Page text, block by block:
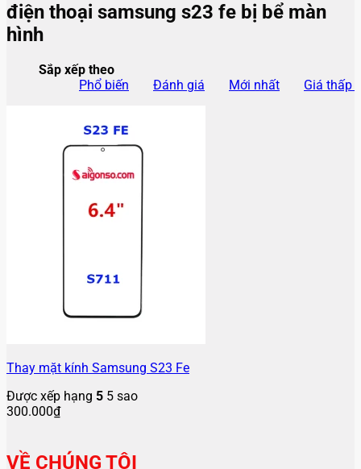
điện thoại samsung s23 fe bị bể màn
hình
Sắp xếp theo
Phổ biến
Đánh giá Mới nhất Giá thấp
Thay mặt kính Samsung S23 Fe
Được xếp hạng 5 5 sao
300.000₫
VỀ CHÚNG TÔI